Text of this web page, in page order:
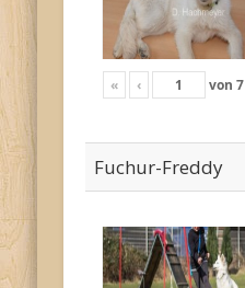
« ‹ von7
Fuchur-Freddy